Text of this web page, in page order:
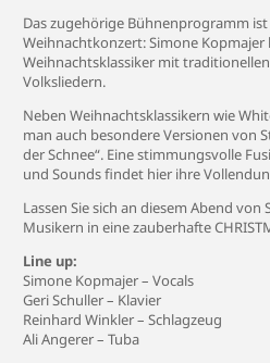
Das zugehörige Bühnenprogramm
Weihnachtkonzert: Simone Kopmajer
Weihnachtsklassiker mit
Volksliedern.
Neben Weihnachtsklassikern wie
man auch besondere Versionen von
der Schnee“. Eine stimmungsvolle
und Sounds findet hier ihre
Lassen Sie sich an diesem Abend
Musikern in eine zauberhafte
Line up:
Simone Kopmajer – Vocals
Geri Schuller – Klavier
Reinhard Winkler – Schlagzeug
Ali Angerer – Tuba